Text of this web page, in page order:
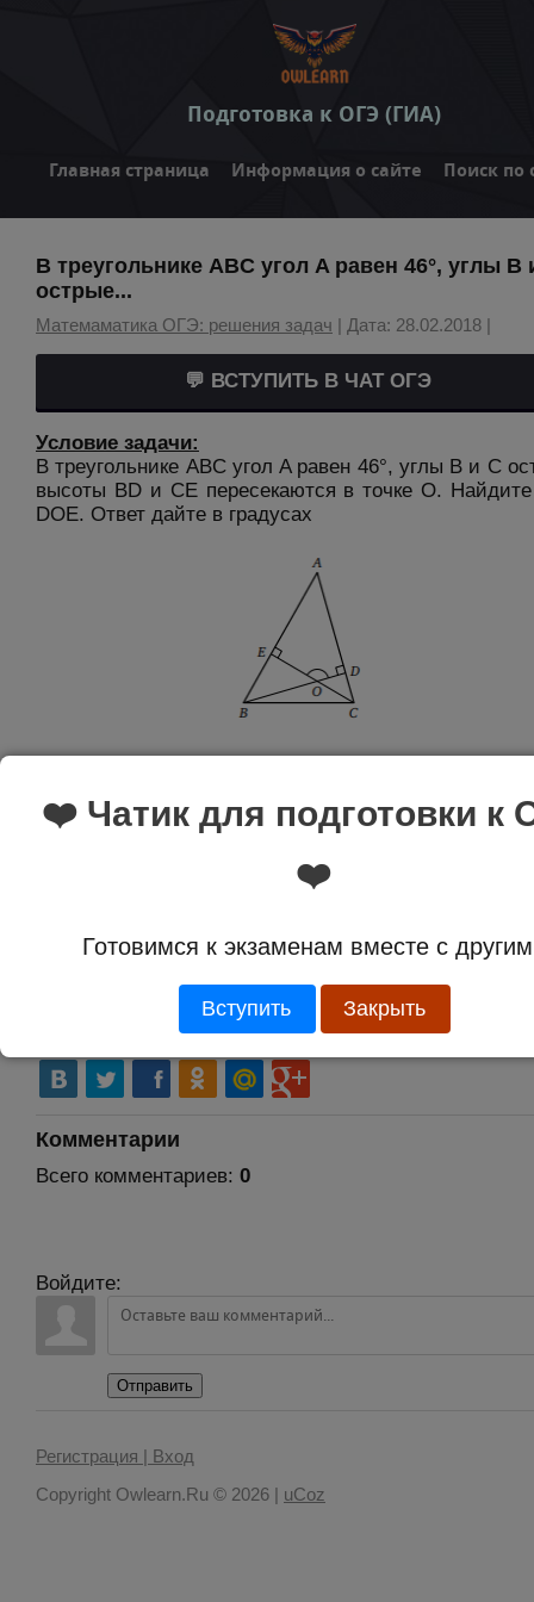
Подготовка к ОГЭ (ГИА)
Главная страница Информация о сайте Поиск по
В треугольнике ABC угол A равен 46°, углы B
острые...
Матемаматика ОГЭ: решения задач | Дата: 28.02.2018 |
💬 ВСТУПИТЬ В ЧАТ ОГЭ
Условие задачи:
В треугольнике ABC угол A равен 46°, углы B и C
высоты BD и CE пересекаются в точке O. Найдите
DOE. Ответ дайте в градусах
Ответ:
❤️ Чатик для подготовки к
❤️
Готовимся к экзаменам вместе с
Вступить Закрыть
Комментарии
Всего комментариев: 0
Войдите:
Отправить
Регистрация | Вход
Copyright Owlearn.Ru © 2026 | uCoz